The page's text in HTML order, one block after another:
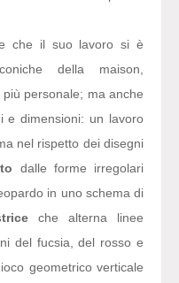
che il suo lavoro si è
della maison,
personale; ma anche
e dimensioni: un lavoro
nel rispetto dei disegni
dalle forme irregolari
in uno schema di
che alterna linee
del fucsia, del rosso e
geometrico verticale